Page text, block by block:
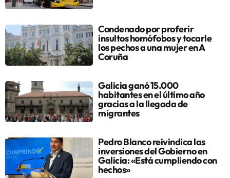
Condenado por proferir
insultos homófobos y tocarle
los pechos a una mujer en A
Coruña
Galicia ganó 15.000
habitantes en el último año
gracias a la llegada de
migrantes
Pedro Blanco reivindica las
inversiones del Gobierno en
Galicia: «Está cumpliendo con
hechos»